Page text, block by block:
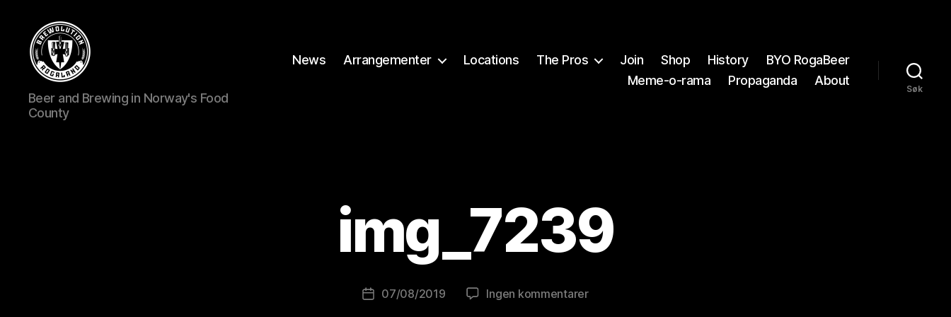
BREWOLUTION
ROGALAND
Beer and Brewing in Norway's Food
County
News Arrangementer Locations The Pros Join Shop History
BYO RogaBeer
Meme-o-rama
Propaganda About
Søk
img_7239
Innleggsforfatter
B
e
lu
Publiseringsdato
07/08/2019 Ingen kommentarertil